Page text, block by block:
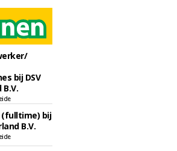
bij DSV
(fulltime) bij
B.V.